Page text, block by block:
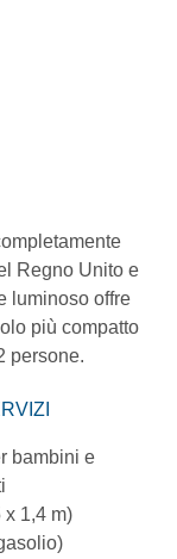
Regno Unito e
luminoso offre
più compatto
persone.
bambini e
x 1,4 m)